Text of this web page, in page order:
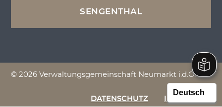
SENGENTHAL
© 2026 Verwaltungsgemeinschaft Neumarkt i.d.OPf.
DATENSCHUTZ